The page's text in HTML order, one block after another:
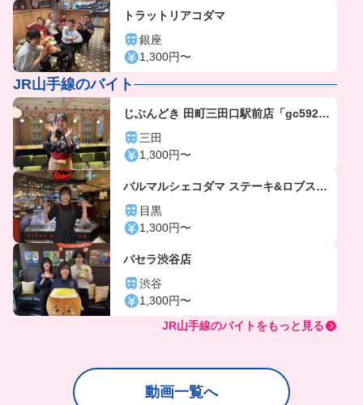
トラットリアコダマ
銀座
1,300円〜
JR山手線のバイト
じぶんどき 田町三田口駅前店「gc592
5」三田
1,300円〜
バルマルシェコダマ ステーキ&ロブスタ
ー アトレ目黒店
目黒
1,300円〜
パセラ渋谷店
渋谷
1,300円〜
JR山手線のバイトをもっと見る
動画一覧へ